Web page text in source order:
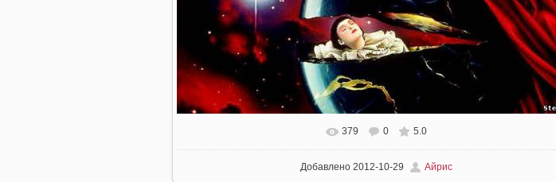
379 0 5.0
Добавлено2012-10-29 Айрис